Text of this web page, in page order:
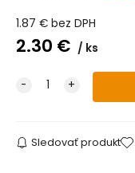
1.87 € bez DPH
2.30 € ks
Sledovať produkt